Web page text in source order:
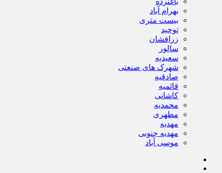
بهرام آباد
بیست متری
توحید
زرافشان
سالور
سعیدیه
شهرک های صنعتی
صادقیه
قائمیه
کاشانی
محمدیه
مطهری
مهدیه
مهدیه جنوبی
موسی آباد